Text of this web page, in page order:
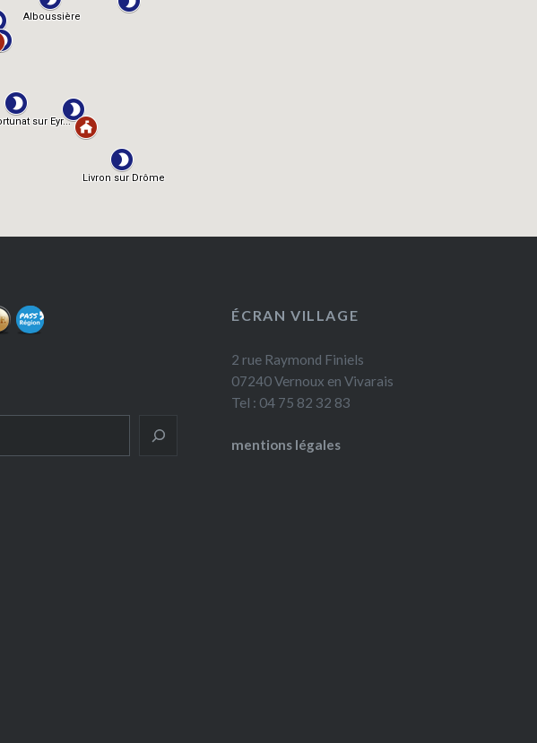
ÉCRAN VILLAGE
2 rue Raymond Finiels
07240 Vernoux en Vivarais
Tel : 04 75 82 32 83
mentions légales